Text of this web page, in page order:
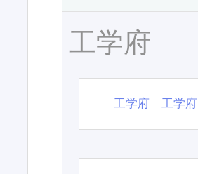
工学府
工学府 工学府